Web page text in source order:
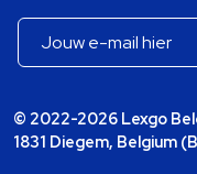
© 2022-2026 Lexgo
1831 Diegem, Belgium